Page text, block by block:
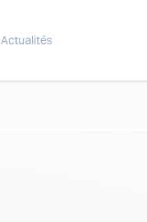
Actualités